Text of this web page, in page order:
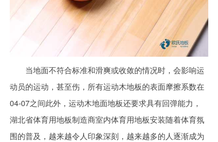
当地面不符合标准和滑爽或收敛的情况时，会影响运
动员的运动，甚至伤，所有运动木地板的表面摩擦系数在
04-07之间此外，运动木地面地板还要求具有回弹能力，
湖北省体育用地板制造商室内体育用地板安装随着体育氛
围的普及，越来越令人印象深刻，越来越多的人逐渐成为